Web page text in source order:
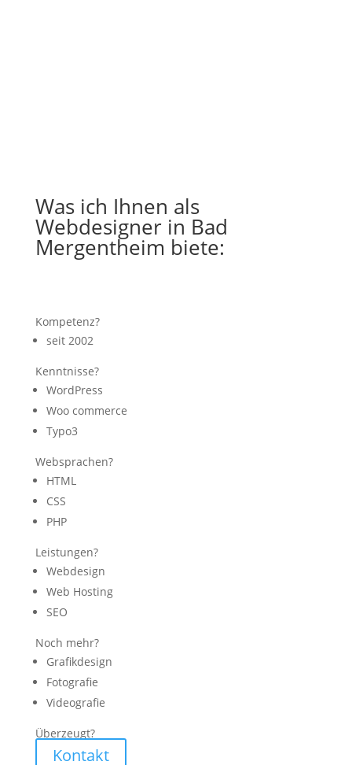
Was ich Ihnen als
Webdesigner in Bad
Mergentheim biete:
Kompetenz?
seit 2002
Kenntnisse?
WordPress
Woo commerce
Typo3
Websprachen?
HTML
CSS
PHP
Leistungen?
Webdesign
Web Hosting
SEO
Noch mehr?
Grafikdesign
Fotografie
Videografie
Überzeugt?
Kontakt